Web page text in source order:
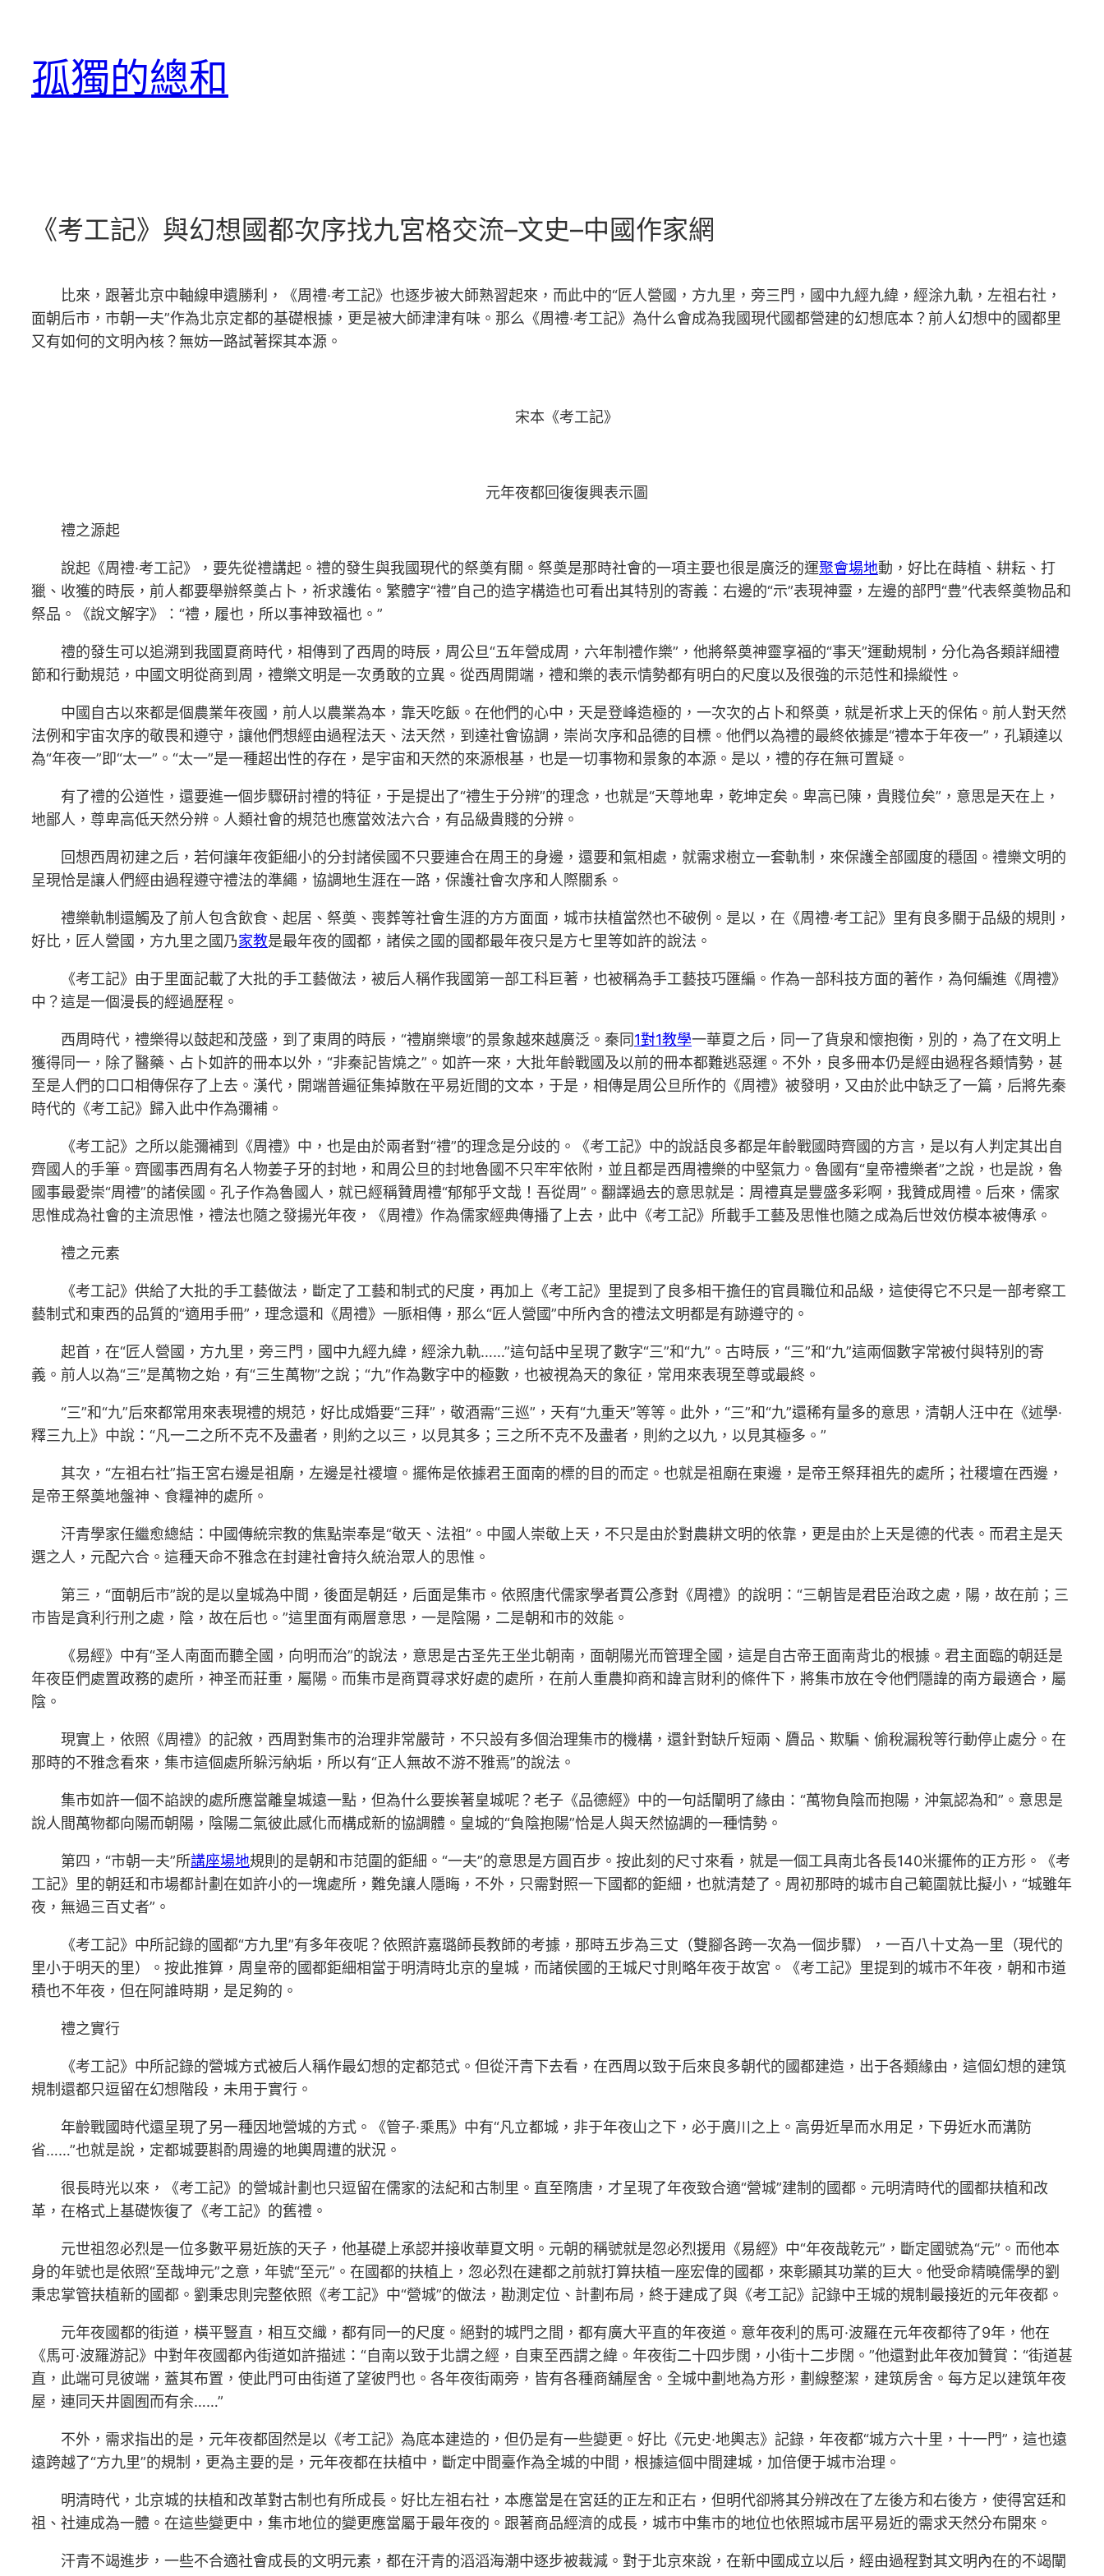
孤獨的總和
《考工記》與幻想國都次序找九宮格交流–文史–中國作家網
比來，跟著北京中軸線申遺勝利，《周禮·考工記》也逐步被大師熟習起來，而此中的“匠人營國，方九里，旁三門，國中九經九緯，經涂九軌，左祖右社，
面朝后市，市朝一夫”作為北京定都的基礎根據，更是被大師津津有味。那么《周禮·考工記》為什么會成為我國現代國都營建的幻想底本？前人幻想中的國都里
又有如何的文明內核？無妨一路試著探其本源。
宋本《考工記》
元年夜都回復復興表示圖
禮之源起
說起《周禮·考工記》，要先從禮講起。禮的發生與我國現代的祭奠有關。祭奠是那時社會的一項主要也很是廣泛的運聚會場地動，好比在蒔植、耕耘、打
獵、收獲的時辰，前人都要舉辦祭奠占卜，祈求護佑。繁體字“禮”自己的造字構造也可看出其特別的寄義：右邊的“示”表現神靈，左邊的部門“豊”代表祭奠物品和
祭品。《說文解字》：“禮，履也，所以事神致福也。”
禮的發生可以追溯到我國夏商時代，相傳到了西周的時辰，周公旦“五年營成周，六年制禮作樂”，他將祭奠神靈享福的“事天”運動規制，分化為各類詳細禮
節和行動規范，中國文明從商到周，禮樂文明是一次勇敢的立異。從西周開端，禮和樂的表示情勢都有明白的尺度以及很強的示范性和操縱性。
中國自古以來都是個農業年夜國，前人以農業為本，靠天吃飯。在他們的心中，天是登峰造極的，一次次的占卜和祭奠，就是祈求上天的保佑。前人對天然
法例和宇宙次序的敬畏和遵守，讓他們想經由過程法天、法天然，到達社會協調，崇尚次序和品德的目標。他們以為禮的最終依據是“禮本于年夜一”，孔穎達以
為“年夜一”即“太一”。“太一”是一種超出性的存在，是宇宙和天然的來源根基，也是一切事物和景象的本源。是以，禮的存在無可置疑。
有了禮的公道性，還要進一個步驟研討禮的特征，于是提出了“禮生于分辨”的理念，也就是“天尊地卑，乾坤定矣。卑高已陳，貴賤位矣”，意思是天在上，
地鄙人，尊卑高低天然分辨。人類社會的規范也應當效法六合，有品級貴賤的分辨。
回想西周初建之后，若何讓年夜鉅細小的分封諸侯國不只要連合在周王的身邊，還要和氣相處，就需求樹立一套軌制，來保護全部國度的穩固。禮樂文明的
呈現恰是讓人們經由過程遵守禮法的準繩，協調地生涯在一路，保護社會次序和人際關系。
禮樂軌制還觸及了前人包含飲食、起居、祭奠、喪葬等社會生涯的方方面面，城市扶植當然也不破例。是以，在《周禮·考工記》里有良多關于品級的規則，
好比，匠人營國，方九里之國乃家教是最年夜的國都，諸侯之國的國都最年夜只是方七里等如許的說法。
《考工記》由于里面記載了大批的手工藝做法，被后人稱作我國第一部工科巨著，也被稱為手工藝技巧匯編。作為一部科技方面的著作，為何編進《周禮》
中？這是一個漫長的經過歷程。
西周時代，禮樂得以鼓起和茂盛，到了東周的時辰，“禮崩樂壞”的景象越來越廣泛。秦同1對1教學一華夏之后，同一了貨泉和懷抱衡，別的，為了在文明上
獲得同一，除了醫藥、占卜如許的冊本以外，“非秦記皆燒之”。如許一來，大批年齡戰國及以前的冊本都難逃惡運。不外，良多冊本仍是經由過程各類情勢，甚
至是人們的口口相傳保存了上去。漢代，開端普遍征集掉散在平易近間的文本，于是，相傳是周公旦所作的《周禮》被發明，又由於此中缺乏了一篇，后將先秦
時代的《考工記》歸入此中作為彌補。
《考工記》之所以能彌補到《周禮》中，也是由於兩者對“禮”的理念是分歧的。《考工記》中的說話良多都是年齡戰國時齊國的方言，是以有人判定其出自
齊國人的手筆。齊國事西周有名人物姜子牙的封地，和周公旦的封地魯國不只牢牢依附，並且都是西周禮樂的中堅氣力。魯國有“皇帝禮樂者”之說，也是說，魯
國事最愛崇“周禮”的諸侯國。孔子作為魯國人，就已經稱贊周禮“郁郁乎文哉！吾從周”。翻譯過去的意思就是：周禮真是豐盛多彩啊，我贊成周禮。后來，儒家
思惟成為社會的主流思惟，禮法也隨之發揚光年夜，《周禮》作為儒家經典傳播了上去，此中《考工記》所載手工藝及思惟也隨之成為后世效仿模本被傳承。
禮之元素
《考工記》供給了大批的手工藝做法，斷定了工藝和制式的尺度，再加上《考工記》里提到了良多相干擔任的官員職位和品級，這使得它不只是一部考察工
藝制式和東西的品質的“適用手冊”，理念還和《周禮》一脈相傳，那么“匠人營國”中所內含的禮法文明都是有跡遵守的。
起首，在“匠人營國，方九里，旁三門，國中九經九緯，經涂九軌……”這句話中呈現了數字“三”和“九”。古時辰，“三”和“九”這兩個數字常被付與特別的寄
義。前人以為“三”是萬物之始，有“三生萬物”之說；“九”作為數字中的極數，也被視為天的象征，常用來表現至尊或最終。
“三”和“九”后來都常用來表現禮的規范，好比成婚要“三拜”，敬酒需“三巡”，天有“九重天”等等。此外，“三”和“九”還稀有量多的意思，清朝人汪中在《述學·
釋三九上》中說：“凡一二之所不克不及盡者，則約之以三，以見其多；三之所不克不及盡者，則約之以九，以見其極多。”
其次，“左祖右社”指王宮右邊是祖廟，左邊是社禝壇。擺佈是依據君王面南的標的目的而定。也就是祖廟在東邊，是帝王祭拜祖先的處所；社稷壇在西邊，
是帝王祭奠地盤神、食糧神的處所。
汗青學家任繼愈總結：中國傳統宗教的焦點崇奉是“敬天、法祖”。中國人崇敬上天，不只是由於對農耕文明的依靠，更是由於上天是德的代表。而君主是天
選之人，元配六合。這種天命不雅念在封建社會持久統治眾人的思惟。
第三，“面朝后市”說的是以皇城為中間，後面是朝廷，后面是集市。依照唐代儒家學者賈公彥對《周禮》的說明：“三朝皆是君臣治政之處，陽，故在前；三
市皆是貪利行刑之處，陰，故在后也。”這里面有兩層意思，一是陰陽，二是朝和市的效能。
《易經》中有“圣人南面而聽全國，向明而治”的說法，意思是古圣先王坐北朝南，面朝陽光而管理全國，這是自古帝王面南背北的根據。君主面臨的朝廷是
年夜臣們處置政務的處所，神圣而莊重，屬陽。而集市是商賈尋求好處的處所，在前人重農抑商和諱言財利的條件下，將集市放在令他們隱諱的南方最適合，屬
陰。
現實上，依照《周禮》的記敘，西周對集市的治理非常嚴苛，不只設有多個治理集市的機構，還針對缺斤短兩、贗品、欺騙、偷稅漏稅等行動停止處分。在
那時的不雅念看來，集市這個處所躲污納垢，所以有“正人無故不游不雅焉”的說法。
集市如許一個不諂諛的處所應當離皇城遠一點，但為什么要挨著皇城呢？老子《品德經》中的一句話闡明了緣由：“萬物負陰而抱陽，沖氣認為和”。意思是
說人間萬物都向陽而朝陽，陰陽二氣彼此感化而構成新的協調體。皇城的“負陰抱陽”恰是人與天然協調的一種情勢。
第四，“市朝一夫”所講座場地規則的是朝和市范圍的鉅細。“一夫”的意思是方圓百步。按此刻的尺寸來看，就是一個工具南北各長140米擺佈的正方形。《考
工記》里的朝廷和市場都計劃在如許小的一塊處所，難免讓人隱晦，不外，只需對照一下國都的鉅細，也就清楚了。周初那時的城市自己範圍就比擬小，“城雖年
夜，無過三百丈者”。
《考工記》中所記錄的國都“方九里”有多年夜呢？依照許嘉璐師長教師的考據，那時五步為三丈（雙腳各跨一次為一個步驟），一百八十丈為一里（現代的
里小于明天的里）。按此推算，周皇帝的國都鉅細相當于明清時北京的皇城，而諸侯國的王城尺寸則略年夜于故宮。《考工記》里提到的城市不年夜，朝和市道
積也不年夜，但在阿誰時期，是足夠的。
禮之實行
《考工記》中所記錄的營城方式被后人稱作最幻想的定都范式。但從汗青下去看，在西周以致于后來良多朝代的國都建造，出于各類緣由，這個幻想的建筑
規制還都只逗留在幻想階段，未用于實行。
年齡戰國時代還呈現了另一種因地營城的方式。《管子·乘馬》中有“凡立都城，非于年夜山之下，必于廣川之上。高毋近旱而水用足，下毋近水而溝防
省……”也就是說，定都城要斟酌周邊的地輿周遭的狀況。
很長時光以來，《考工記》的營城計劃也只逗留在儒家的法紀和古制里。直至隋唐，才呈現了年夜致合適“營城”建制的國都。元明清時代的國都扶植和改
革，在格式上基礎恢復了《考工記》的舊禮。
元世祖忽必烈是一位多數平易近族的天子，他基礎上承認并接收華夏文明。元朝的稱號就是忽必烈援用《易經》中“年夜哉乾元”，斷定國號為“元”。而他本
身的年號也是依照“至哉坤元”之意，年號“至元”。在國都的扶植上，忽必烈在建都之前就打算扶植一座宏偉的國都，來彰顯其功業的巨大。他受命精曉儒學的劉
秉忠掌管扶植新的國都。劉秉忠則完整依照《考工記》中“營城”的做法，勘測定位、計劃布局，終于建成了與《考工記》記錄中王城的規制最接近的元年夜都。
元年夜國都的街道，橫平豎直，相互交織，都有同一的尺度。絕對的城門之間，都有廣大平直的年夜道。意年夜利的馬可·波羅在元年夜都待了9年，他在
《馬可·波羅游記》中對年夜國都內街道如許描述：“自南以致于北謂之經，自東至西謂之緯。年夜街二十四步闊，小街十二步闊。”他還對此年夜加贊賞：“街道甚
直，此端可見彼端，蓋其布置，使此門可由街道了望彼門也。各年夜街兩旁，皆有各種商舖屋舍。全城中劃地為方形，劃線整潔，建筑房舍。每方足以建筑年夜
屋，連同天井園囿而有余……”
不外，需求指出的是，元年夜都固然是以《考工記》為底本建造的，但仍是有一些變更。好比《元史·地輿志》記錄，年夜都“城方六十里，十一門”，這也遠
遠跨越了“方九里”的規制，更為主要的是，元年夜都在扶植中，斷定中間臺作為全城的中間，根據這個中間建城，加倍便于城市治理。
明清時代，北京城的扶植和改革對古制也有所成長。好比左祖右社，本應當是在宮廷的正左和正右，但明代卻將其分辨改在了左後方和右後方，使得宮廷和
祖、社連成為一體。在這些變更中，集市地位的變更應當屬于最年夜的。跟著商品經濟的成長，城市中集市的地位也依照城市居平易近的需求天然分布開來。
汗青不竭進步，一些不合適社會成長的文明元素，都在汗青的滔滔海潮中逐步被裁減。對于北京來說，在新中國成立以后，經由過程對其文明內在的不竭闡